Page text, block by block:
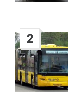
я
з
а
п
2